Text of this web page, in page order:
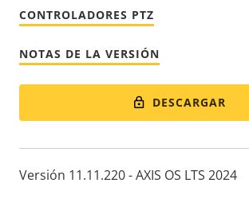
CONTROLADORES PTZ
NOTAS DE LA VERSIÓN
DESCARGAR
Versión 11.11.220 - AXIS OS LTS 2024